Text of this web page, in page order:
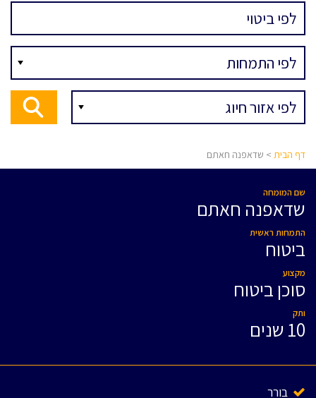
דף הבית > שדאפנה חאתם
שם המומחה
שדאפנה חאתם
התמחות ראשית
ביטוח
מקצוע
סוכן ביטוח
ותק
10 שנים
בורר